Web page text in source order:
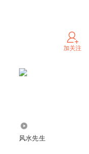
加关注
风水先生